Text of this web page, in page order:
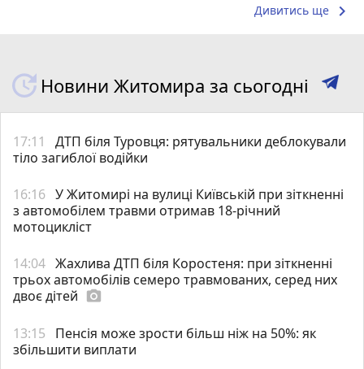
Дивитись ще keyboard_arrow_right
Новини Житомира за сьогодні
17:11
ДТП біля Туровця: рятувальники деблокували
тіло загиблої водійки
16:16 У Житомирі на вулиці Київській при зіткненні
з автомобілем травми отримав 18-річний
мотоцикліст
14:04 Жахлива ДТП біля Коростеня: при зіткненні
трьох автомобілів семеро травмованих, серед них
двоє дітей photo_camera
13:15
Пенсія може зрости більш ніж на 50%: як
збільшити виплати